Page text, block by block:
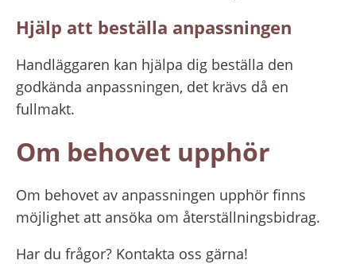
Hjälp att beställa anpassningen
Handläggaren kan hjälpa dig beställa den
godkända anpassningen, det krävs då en
fullmakt.
Om behovet upphör
Om behovet av anpassningen upphör finns
möjlighet att ansöka om återställningsbidrag.
Har du frågor? Kontakta oss gärna!